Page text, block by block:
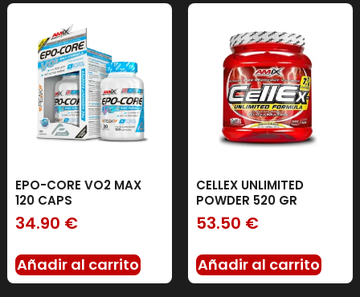
EPO-CORE VO2 MAX
120 CAPS
34.90 €
Añadir al carrito
CELLEX UNLIMITED
POWDER 520 GR
53.50 €
Añadir al carrito